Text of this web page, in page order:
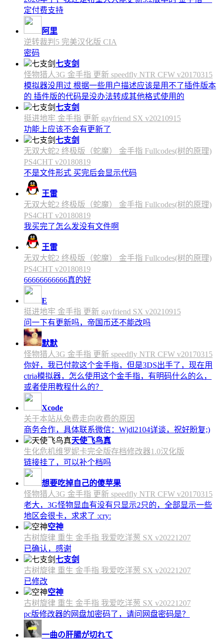
定付费支持
阿里
逆转裁判5 完美汉化版 CIA
密码
七支剑
怪物猎人3G 金手指 更新 speedfly NTR CFW v20170315
模拟器没用过 根据一些用户描述应该是用不了插件版本
的 插件版的代码是没办法转成其他格式使用的
七支剑
挺进地牢 金手指 更新 gayfriend SX v20210915
功能上应该不会有更新了
七支剑
无双大蛇2 终极版（蛇魔） 金手指 Fullcodes(树的原理)
PS4CHT v20180819
不是文件形式 买完后会显示代码
王雷
无双大蛇2 终极版（蛇魔） 金手指 Fullcodes(树的原理)
PS4CHT v20180819
我买完了怎么发没有文件啊
王雷
无双大蛇2 终极版（蛇魔） 金手指 Fullcodes(树的原理)
PS4CHT v20180819
66666666666真的好
E
挺进地牢 金手指 更新 gayfriend SX v20210915
问一下有更新吗，帝国币还不能改吗
默默
怪物猎人3G 金手指 更新 speedfly NTR CFW v20170315
你好，我已付款这个金手指，但是3DS出手了，现在用
ctria模拟器，怎么使用这个金手指，有明码什么的么，
或者使用教程什么的？
Xcode
关于本站从免费走向收费的原因
商务合作，具体联系微信：Wjdl2104详谈，祝好盼复;)
天使飞鸟真
生化危机维罗妮卡完全版存档修改器1.0汉化版
链接挂了，可以补个档吗
想要吃掉自己的傻苹果
怪物猎人3G 金手指 更新 speedfly NTR CFW v20170315
老大，3G怪物显血有没有只显示2只的，全部显示一些
地区会很卡，求求了 :cry:
空神
古树旋律 重生 金手指 我爱吃洋葱 SX v20221207
已确认，感谢
七支剑
古树旋律 重生 金手指 我爱吃洋葱 SX v20221207
已修改
空神
古树旋律 重生 金手指 我爱吃洋葱 SX v20221207
pc版修改器的网盘加密码了，请问网盘密码是？
一曲の肝腸が切れて